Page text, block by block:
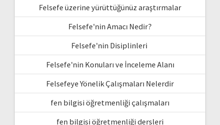
Felsefe üzerine yürüttüğünüz araştırmalar
Felsefe'nin Amacı Nedir?
Felsefe'nin Disiplinleri
Felsefe'nin Konuları ve İnceleme Alanı
Felsefeye Yönelik Çalışmaları Nelerdir
fen bilgisi öğretmenliği çalışmaları
fen bilgisi öğretmenliği dersleri